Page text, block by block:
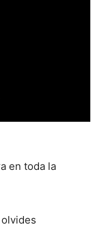
en toda la